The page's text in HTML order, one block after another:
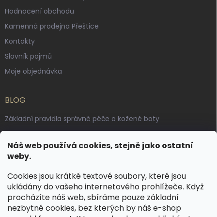
Náš web používá cookies, stejně jako ostatní
weby.
Cookies jsou krátké textové soubory, které jsou
ukládány do vašeho internetového prohlížeče. Když
procházíte náš web, sbíráme pouze základní
nezbytné cookies, bez kterých by náš e-shop
Hodnocení obchodu
Kamenná prodejna Přeštice
Kontakty
Slovník pojmů
Moje objednávka
BLOG
Základní pravidla správné péče o kožené boty
Výroba českých kožených opasků: vůně pravé kůže, dotek
řemesla
KONTAKT
dotazy@spongr.cz